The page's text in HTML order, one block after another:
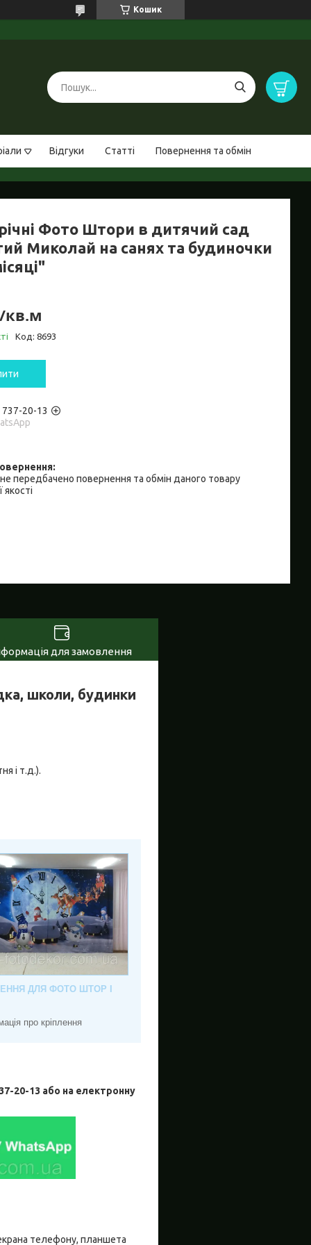
Кошик
Відгуки Статті Повернення та обмін
Фото Штори в дитячий сад
Миколай на санях та будиночки
кв.м
Код: 8693
737-20-13
передбачено повернення та обмін даного товару
для замовлення
школи, будинки
і т.д.).
ДЛЯ ФОТО ШТОР І
про кріплення
13 або на електронну
телефону, планшета